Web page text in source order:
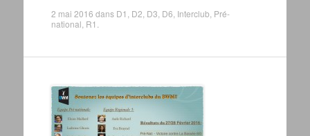
2 mai 2016 dans D1 D2 D3 D6 Interclub Pré-
national R1